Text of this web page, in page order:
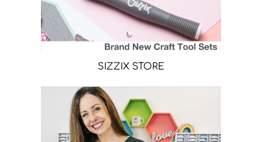
SIZZIX STORE